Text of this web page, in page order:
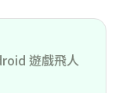
遊戲飛人